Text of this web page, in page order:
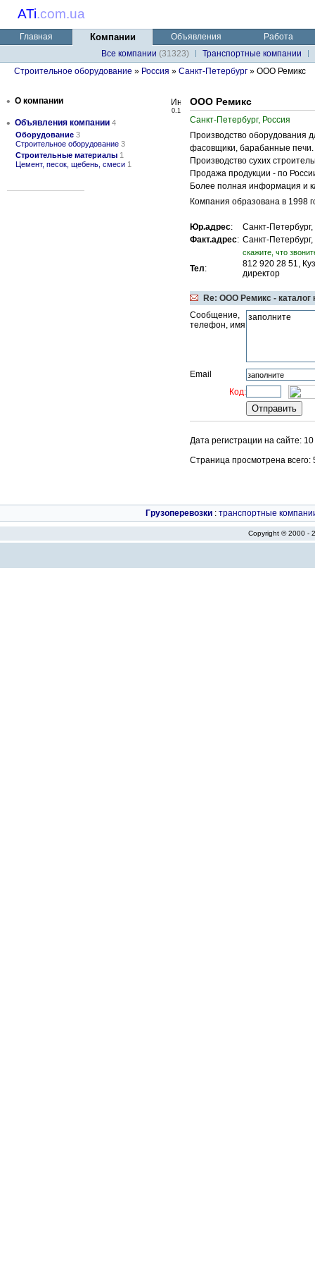
ATi.com.ua
Главная Компании Объявления
Работа
Все компании (31323)
Транспортные компании
Строительное оборудование » Россия » Санкт-Петербург » ООО Ремикс
• О компании
• Объявления компании 4
Оборудование 3
Строительное оборудование 3
Строительные материалы 1
Цемент, песок, щебень, смеси 1
0.1
ООО Ремикс
Санкт-Петербург, Россия
Производство оборудования
фасовщики, барабанные печи.
Производство сухих
Продажа продукции - по
Более полная информация и
Компания образована в 1998
Юр.адрес:
Санкт-
Факт.адрес: Санкт-
cкажите, что
Тел:
812 920 28 51,
директор
Re: ООО Ремикс - каталог
Сообщение,
телефон, имя
Email
Код:
Дата регистрации на сайте:
Страница просмотрена всего:
Грузоперевозки : транспортные
Copyright © 2000 -